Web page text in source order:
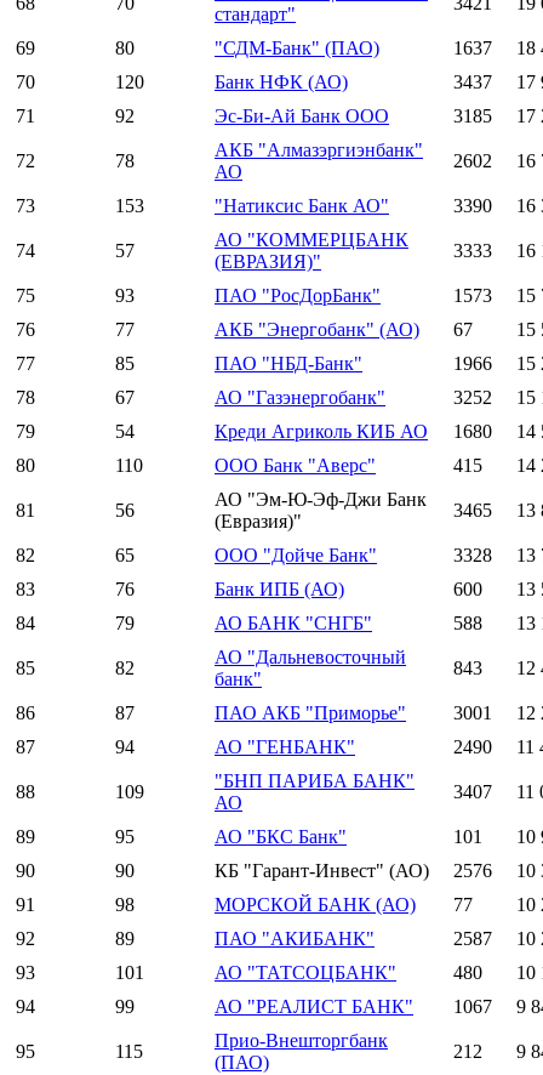
стандарт"
69 80 "СДМ-Банк" (ПАО) 1637
18
70
120 Банк НФК (АО) 3437
17
71
92 Эс-Би-Ай Банк ООО 3185 17
72 78
АКБ "Алмазэргиэнбанк"
АО
2602 16
73 153 "Натиксис Банк АО" 3390 16
74 57
АО "КОММЕРЦБАНК
(ЕВРАЗИЯ)"
3333 16
75 93 ПАО "РосДорБанк" 1573
15
76
77 АКБ "Энергобанк" (АО) 67
15
77
85 ПАО "НБД-Банк" 1966
15
78
67 АО "Газэнергобанк" 3252
15
79
54 Креди Агриколь КИБ АО 1680
14
80
110 ООО Банк "Аверс" 415 14
81 56
АО "Эм-Ю-Эф-Джи Банк
(Евразия)"
3465 13
82 65 ООО "Дойче Банк" 3328
13
83
76 Банк ИПБ (АО) 600
13
84
79 АО БАНК "СНГБ" 588 13
85 82
АО "Дальневосточный
банк"
843 12
86 87 ПАО АКБ "Приморье" 3001
12
87
94 АО "ГЕНБАНК" 2490 11
88 109
"БНП ПАРИБА БАНК"
АО
3407 11
89 95 АО "БКС Банк" 101
10
90
90 КБ "Гарант-Инвест" (АО) 2576
10
91
98 МОРСКОЙ БАНК (АО) 77
10
92
89 ПАО "АКИБАНК" 2587
10
93
101 АО "ТАТСОЦБАНК" 480
10
94
99 АО "РЕАЛИСТ БАНК" 1067 9
95 115
Прио-Внешторгбанк
(ПАО)
212 9